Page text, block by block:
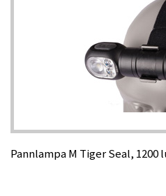
Pannlampa M Tiger Seal, 1200